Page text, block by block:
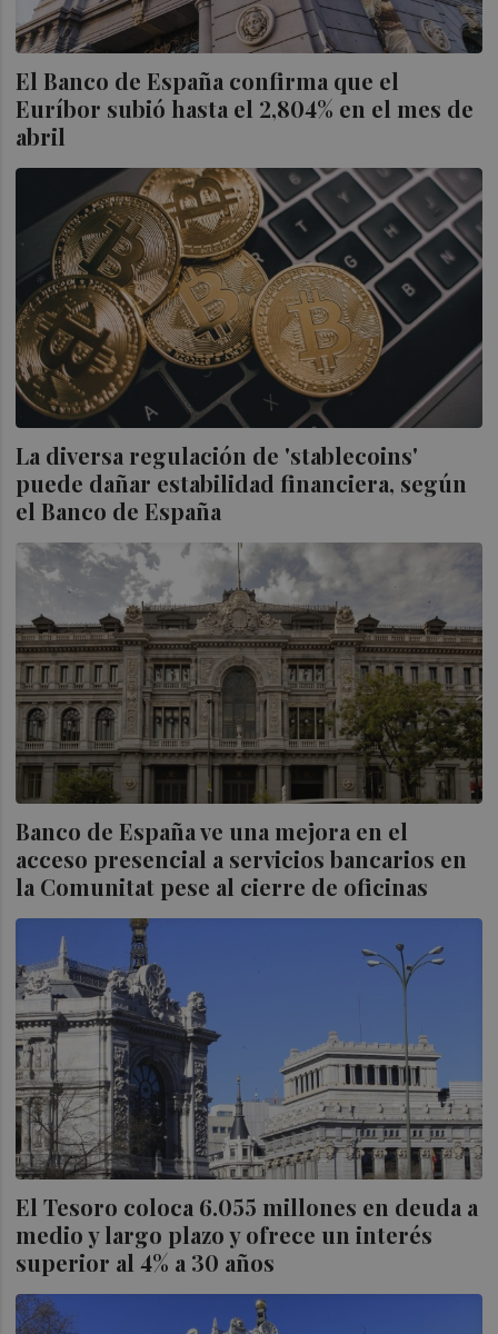
El Banco de España confirma que el
Euríbor subió hasta el 2,804% en el mes de
abril
La diversa regulación de 'stablecoins'
puede dañar estabilidad financiera, según
el Banco de España
Banco de España ve una mejora en el
acceso presencial a servicios bancarios en
la Comunitat pese al cierre de oficinas
El Tesoro coloca 6.055 millones en deuda a
medio y largo plazo y ofrece un interés
superior al 4% a 30 años